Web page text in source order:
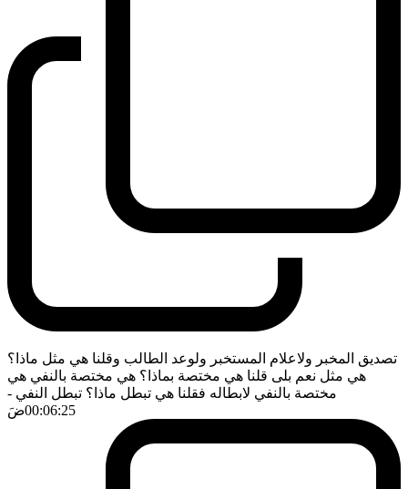
تصديق المخبر ولاعلام المستخبر ولوعد الطالب وقلنا هي مثل ماذا؟
هي مثل نعم بلى قلنا هي مختصة بماذا؟ هي مختصة بالنفي هي
مختصة بالنفي لابطاله فقلنا هي تبطل ماذا؟ تبطل النفي -
00:06:25ضَ